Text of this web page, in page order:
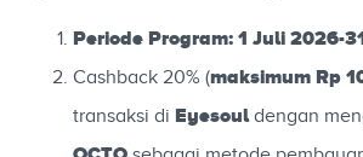
Periode Program: 1 Juli 2026-
Cashback 20% (maksimum Rp
transaksi di Eyesouldengan